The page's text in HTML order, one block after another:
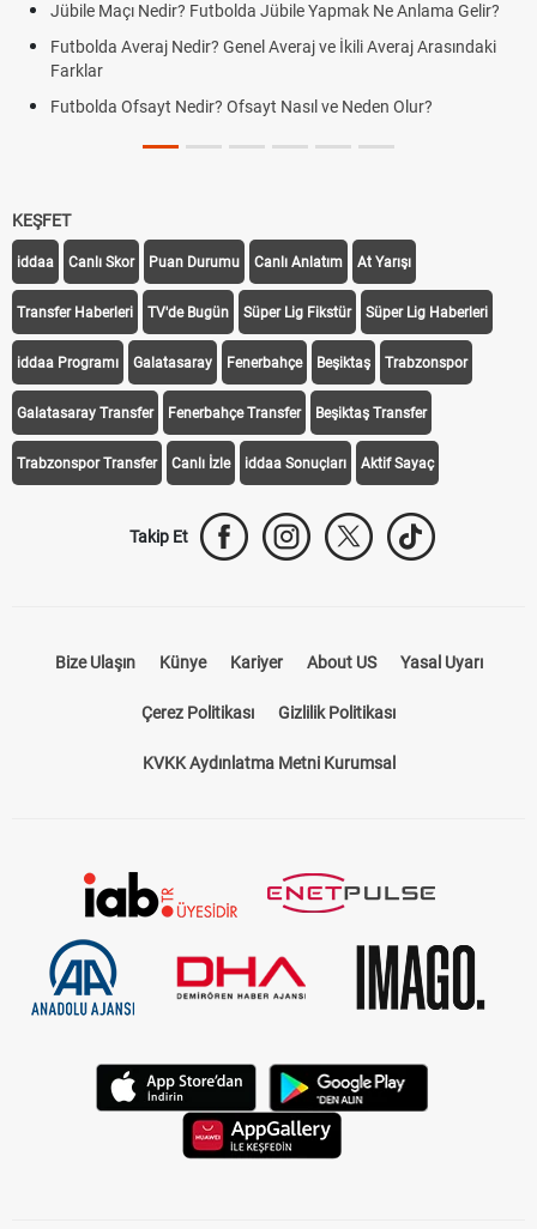
Jübile Maçı Nedir? Futbolda Jübile Yapmak Ne Anlama Gelir?
Futbolda Averaj Nedir? Genel Averaj ve İkili Averaj Arasındaki
Farklar
Futbolda Ofsayt Nedir? Ofsayt Nasıl ve Neden Olur?
KEŞFET
iddaa Canlı Skor Puan Durumu Canlı Anlatım At Yarışı
Transfer Haberleri TV'de Bugün Süper Lig Fikstür Süper Lig Haberleri
iddaa Programı Galatasaray Fenerbahçe Beşiktaş Trabzonspor
Galatasaray Transfer Fenerbahçe Transfer Beşiktaş Transfer
Trabzonspor Transfer Canlı İzle iddaa Sonuçları Aktif Sayaç
Takip Et
Bize Ulaşın Künye Kariyer About US Yasal Uyarı
Çerez Politikası Gizlilik Politikası
KVKK Aydınlatma Metni Kurumsal